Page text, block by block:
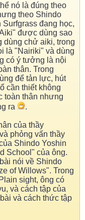
nó là đúng theo
theo Shindo
đang học,
được dùng sao
dùng chử aiki, trong
là "Nairiki" và dùng
có ý tưởng là nội
thân. Trong
để tản lực, hút
cần thiết không
toàn thân nhưng
ra
.
của thầy
phỏng vấn thầy
Shindo Yoshin
School" của ông.
nói về Shindo
of Willows". Trong
sight, ông có
và cách tập của
và cách thức tập